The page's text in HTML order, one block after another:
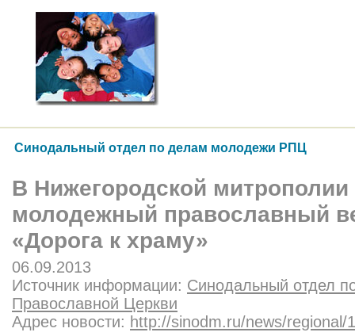
Синодальный отдел по делам молодежи РПЦ
В Ниже­городской
молодежный православ­ный
«Дорога к храму»
06.09.2013
Источник информации: Синодальный отдел
Православной Церкви
Адрес новости: http://sinodm.ru/news/regional/